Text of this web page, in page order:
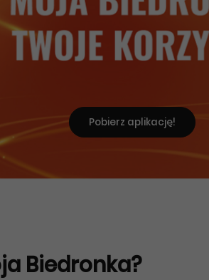
Pobierz aplikację!
Biedronka?